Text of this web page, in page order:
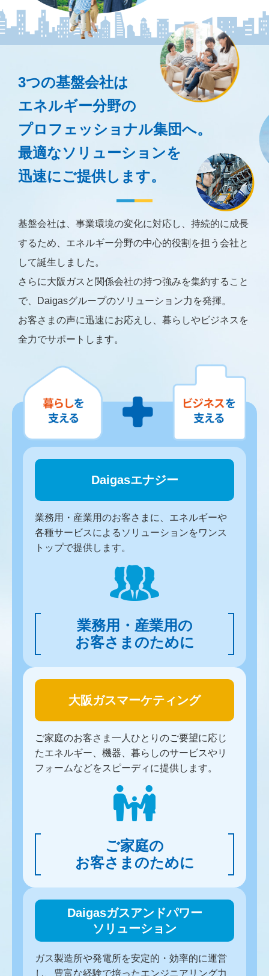
3つの基盤会社は
エネルギー分野の
プロフェッショナル集団へ。
最適なソリューションを
迅速にご提供します。
基盤会社は、事業環境の変化に対応し、持続的に成長
するため、 エネルギー分野の中心的役割を担う会社と
して誕生しました。
さらに大阪ガスと関係会社の持つ強みを集約すること
で、
Daigasグループのソリューション力を発揮。
お客さまの声に迅速にお応えし、暮らしやビジネスを
全力でサポートします。
Daigasエナジー
業務用・産業用のお客さまに、エネルギーや
各種サービスによるソリューションをワンス
トップで提供します。
業務用・産業用の
お客さまのために
大阪ガスマーケティング
ご家庭のお客さま一人ひとりのご要望に応じ
たエネルギー、機器、暮らしのサービスやリ
フォームなどをスピーディに提供します。
ご家庭の
お客さまのために
Daigasガスアンドパワー
ソリューション
ガス製造所や発電所を安定的・効率的に運営
し、豊富な経験で培ったエンジニアリング力